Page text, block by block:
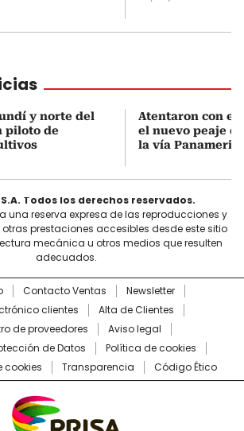
y norte del
piloto de
Atentaron con
el nuevo peaje
la vía
S.A. Todos los derechos reservados.
una reserva expresa de las reproducciones y
prestaciones accesibles desde este sitio
mecánica u otros medios que resulten
adecuados.
Contacto Ventas
Newsletter
clientes
Alta de Clientes
de proveedores
Aviso legal
de Datos
Política de cookies
cookies
Transparencia Código Ético